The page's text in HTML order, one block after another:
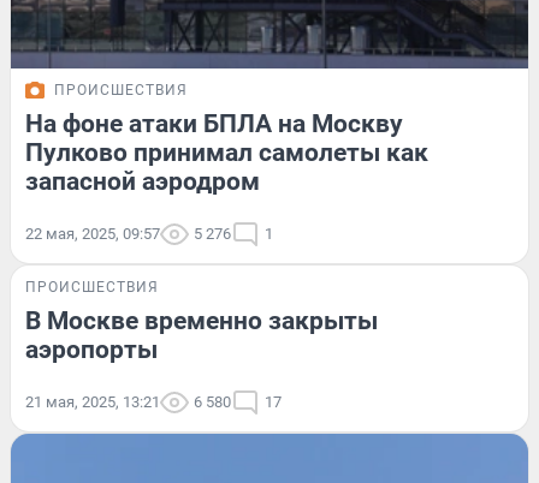
ПРОИСШЕСТВИЯ
На фоне атаки БПЛА на Москву
Пулково принимал самолеты как
запасной аэродром
22 мая, 2025, 09:57 5 276 1
ПРОИСШЕСТВИЯ
В Москве временно закрыты
аэропорты
21 мая, 2025, 13:21 6 580 17